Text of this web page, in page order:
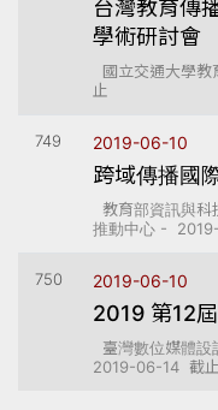
台灣教育傳
學術研討會
國立交通大學
止
749 2019-06-10
跨域傳播國
教育部資訊與科
推動中心 -
750 2019-06-10
2019 第12
臺灣數位媒體
2019-06-14 截止